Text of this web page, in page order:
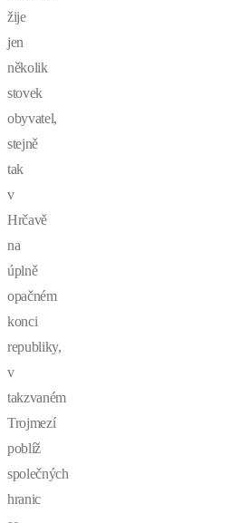
žije
jen
několik
stovek
obyvatel,
stejně
tak
v
Hrčavě
na
úplně
opačném
konci
republiky,
v
takzvaném
Trojmezí
poblíž
společných
hranic